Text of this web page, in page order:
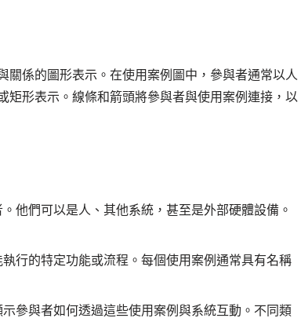
係的圖形表示。在使用案例圖中，參與者通常以人
形表示。線條和箭頭將參與者與使用案例連接，以
他們可以是人、其他系統，甚至是外部硬體設備。
行的特定功能或流程。每個使用案例通常具有名稱
參與者如何透過這些使用案例與系統互動。不同類